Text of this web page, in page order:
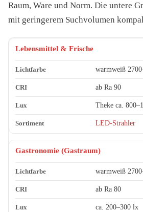
Raum, Ware und Norm. Die untere
mit geringerem Suchvolumen
Branche Lichtfarbe (Richtwert)
Lebensmittel & Frische
warmweiß
ab Ra 90
Theke ca.
LED-Strahler
Gastronomie (Gastraum)
warmweiß
ab Ra 80
ca. 200–300 lx